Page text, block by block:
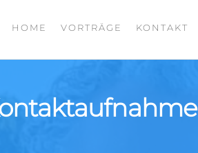
HOME VORTRÄGE KONTAKT